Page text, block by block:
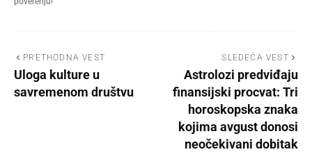
PRETHODNA VEST
Uloga kulture u
savremenom društvu
SLEDEĆA VEST
Astrolozi predviđaju
finansijski procvat: Tri
horoskopska znaka
kojima avgust donosi
neočekivani dobitak